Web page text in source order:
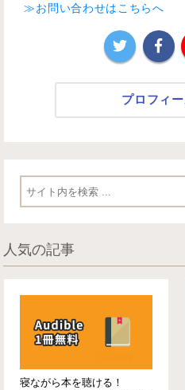
≫お問い合わせはこちらへ
プロフィ
人気の記事
寝ながら本を聴ける！